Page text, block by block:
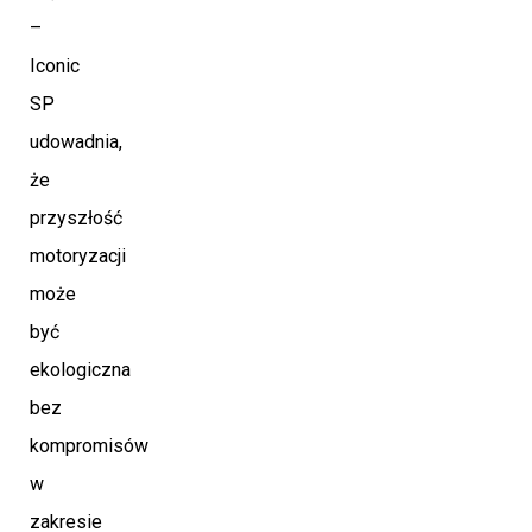
–
Iconic
SP
udowadnia,
że
przyszłość
motoryzacji
może
być
ekologiczna
bez
kompromisów
w
zakresie